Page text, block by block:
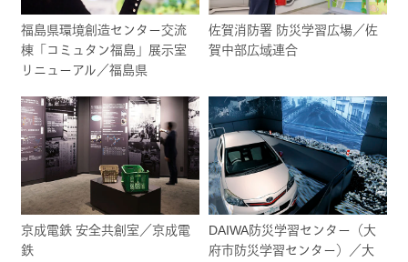
福島県環境創造センター交流
棟「コミュタン福島」展示室
リニューアル／福島県
佐賀消防署 防災学習広場／佐
賀中部広域連合
京成電鉄 安全共創室／京成電
鉄
DAIWA防災学習センター（大
府市防災学習センター）／大